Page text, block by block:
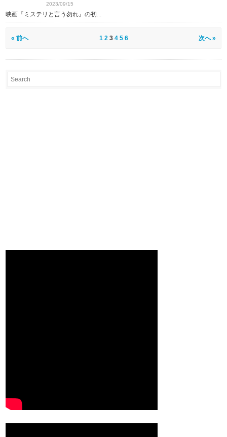
2023/09/15
映画『ミステリと言う勿れ』の初...
« 前へ 1 2 3 4 5 6 次へ »